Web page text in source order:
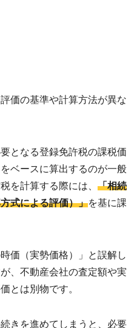
価の基準や計算方法が異な
となる登録免許税の課税価
をベースに算出するのが一般
を計算する際には、 「相続
式による評価）」を基に課
価（実勢価格）」と誤解し
、不動産会社の査定額や実
とは別物です。
きを進めてしまうと、必要